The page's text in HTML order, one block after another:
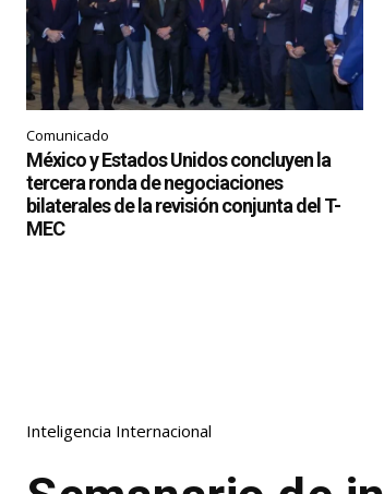
Comunicado
México y Estados Unidos concluyen la
tercera ronda de negociaciones
bilaterales de la revisión conjunta del T-
MEC